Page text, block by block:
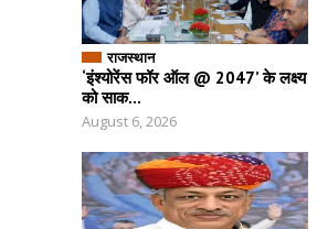
राजस्थान
‘इंश्योरेंस फॉर ऑल @ 2047’ के लक्ष्य
को साक...
August 6, 2026